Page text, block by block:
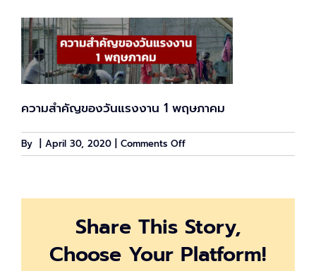
ความสำคัญของวันแรงงาน 1 พฤษภาคม
By April 30, 2020 Comments Offon
labourday
Share This Story,
Choose Your Platform!